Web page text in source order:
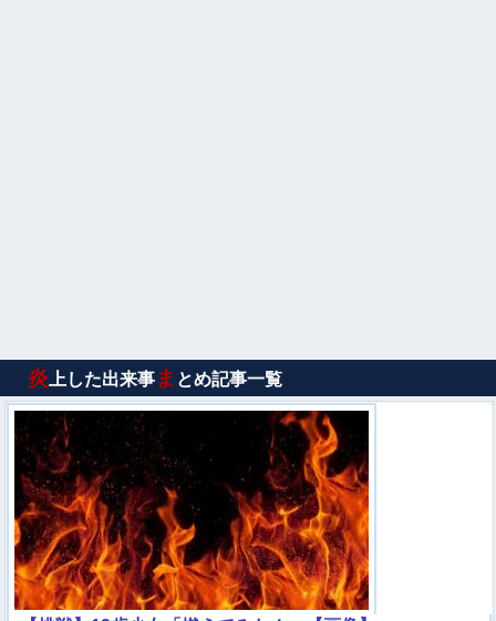
炎 上した出来事ま とめ記事一覧